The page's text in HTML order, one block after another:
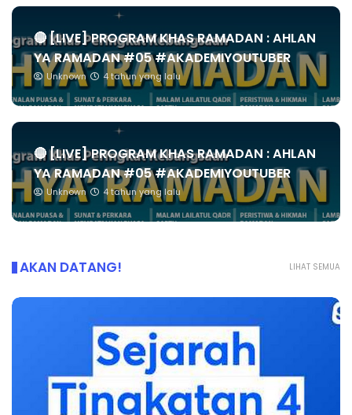
🔴 [LIVE] PROGRAM KHAS RAMADAN : AHLAN
YA RAMADAN #05 #AKADEMIYOUTUBER
Unknown 4 tahun yang lalu
🔴 [LIVE] PROGRAM KHAS RAMADAN : AHLAN
YA RAMADAN #05 #AKADEMIYOUTUBER
Unknown 4 tahun yang lalu
LIHAT SEMUA
AKAN DATANG!